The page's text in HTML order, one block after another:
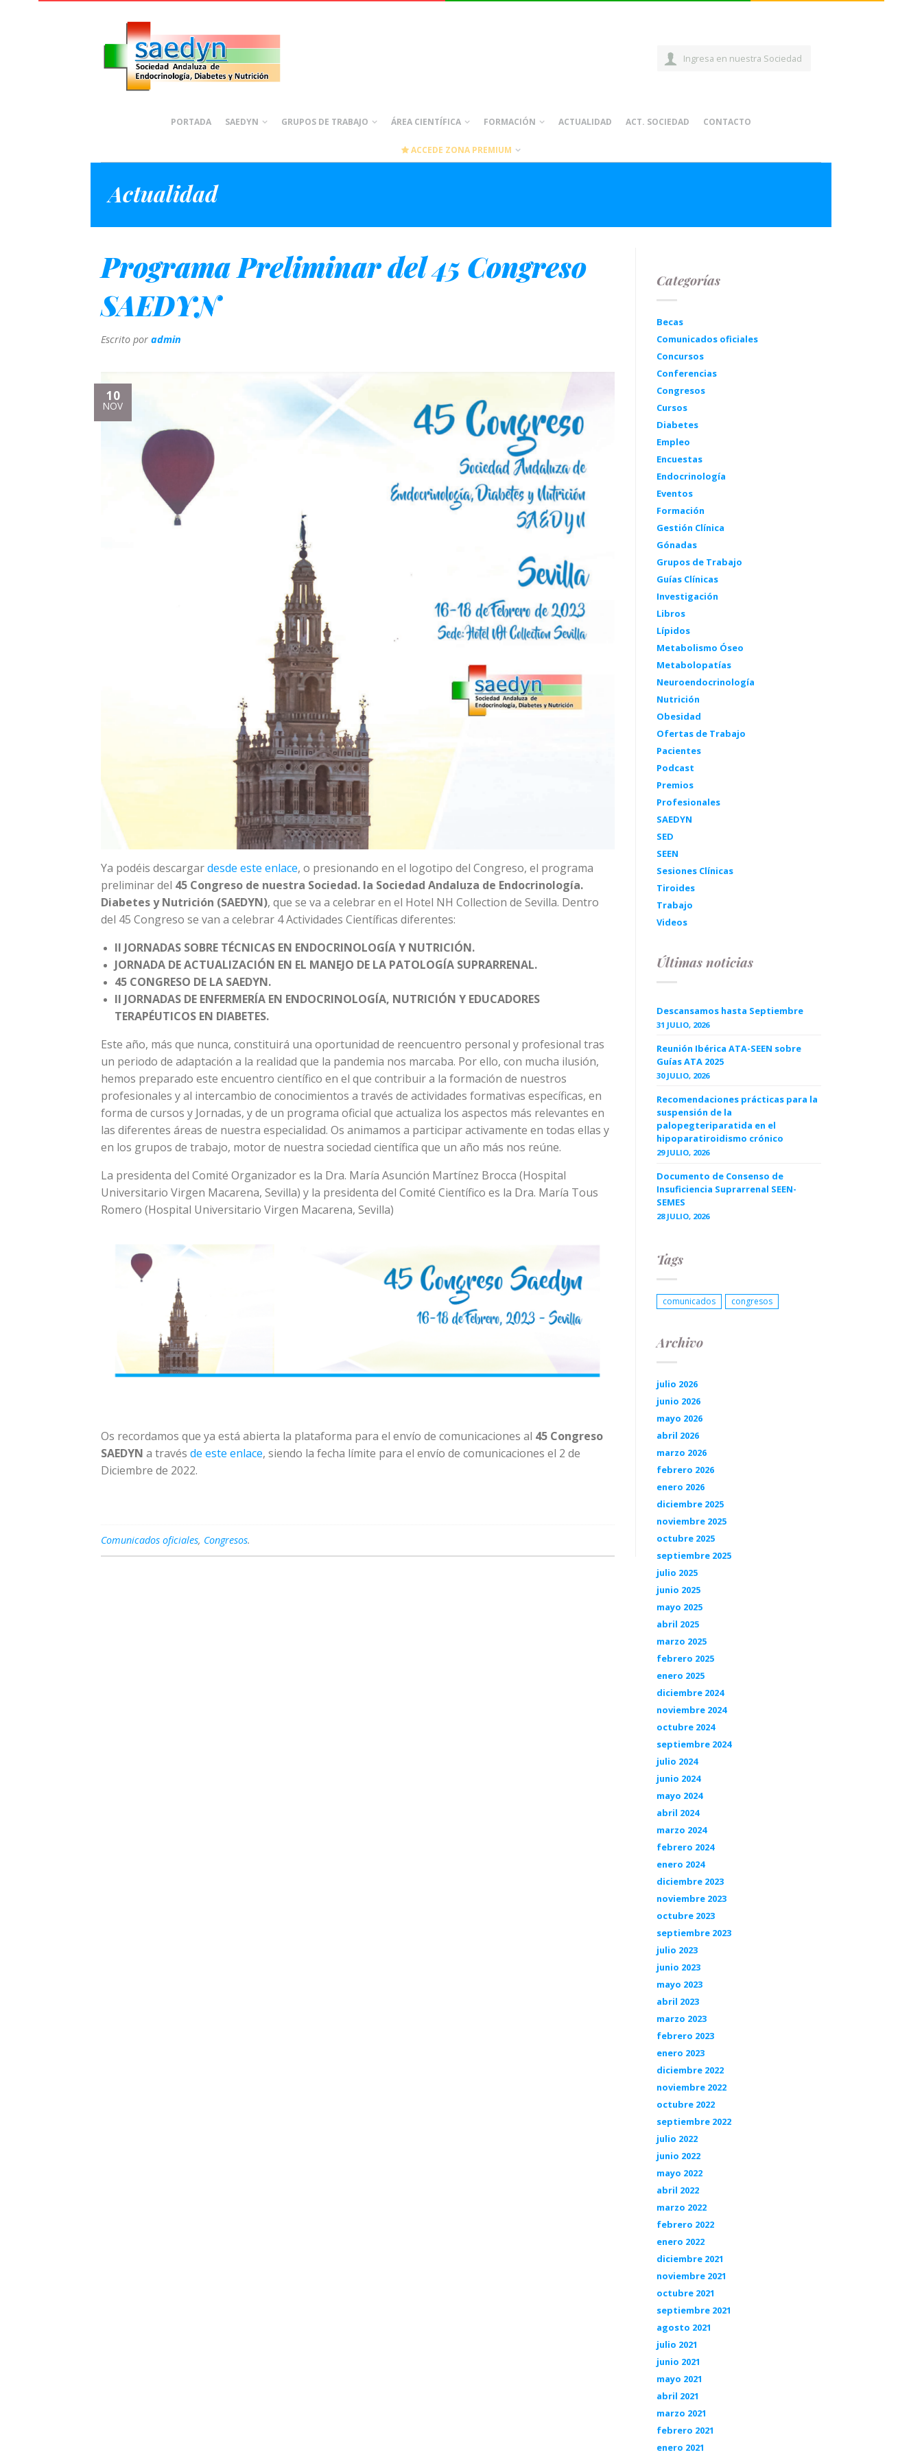
Ingresa en nuestra Sociedad
PORTADA SAEDYN GRUPOS DE TRABAJO ÁREA CIENTÍFICA FORMACIÓN ACTUALIDAD ACT. SOCIEDAD CONTACTO
ACCEDE ZONA PREMIUM
Actualidad
Programa Preliminar del 45 Congreso
SAEDYN
Escrito por admin
10
NOV
Ya podéis descargardesde este enlace, o presionando en el logotipo del Congreso, el programa
preliminar del 45 Congreso de nuestra Sociedad. la Sociedad Andaluza de Endocrinología.
Diabetes y Nutrición (SAEDYN), que se va a celebrar en el Hotel NH Collection de Sevilla. Dentro
del 45 Congreso se van a celebrar 4 Actividades Científicas diferentes:
II JORNADAS SOBRE TÉCNICAS EN ENDOCRINOLOGÍA Y NUTRICIÓN.
JORNADA DE ACTUALIZACIÓN EN EL MANEJO DE LA PATOLOGÍA SUPRARRENAL.
45 CONGRESO DE LA SAEDYN.
II JORNADAS DE ENFERMERÍA EN ENDOCRINOLOGÍA, NUTRICIÓN Y EDUCADORES
TERAPÉUTICOS EN DIABETES.
Este año, más que nunca, constituirá una oportunidad de reencuentro personal y profesional tras
un periodo de adaptación a la realidad que la pandemia nos marcaba. Por ello, con mucha ilusión,
hemos preparado este encuentro científico en el que contribuir a la formación de nuestros
profesionales y al intercambio de conocimientos a través de actividades formativas específicas, en
forma de cursos y Jornadas, y de un programa oficial que actualiza los aspectos más relevantes en
las diferentes áreas de nuestra especialidad. Os animamos a participar activamente en todas ellas y
en los grupos de trabajo, motor de nuestra sociedad científica que un año más nos reúne.
La presidenta del Comité Organizador es la Dra. María Asunción Martínez Brocca (Hospital
Universitario Virgen Macarena, Sevilla) y la presidenta del Comité Científico es la Dra. María Tous
Romero (Hospital Universitario Virgen Macarena, Sevilla)
Os recordamos que ya está abierta la plataforma para el envío de comunicaciones al 45 Congreso
SAEDYN a través de este enlace, siendo la fecha límite para el envío de comunicaciones el 2 de
Diciembre de 2022.
Comunicados oficiales, Congresos.
Categorías
Becas
Comunicados oficiales
Concursos
Conferencias
Congresos
Cursos
Diabetes
Empleo
Encuestas
Endocrinología
Eventos
Formación
Gestión Clínica
Gónadas
Grupos de Trabajo
Guías Clínicas
Investigación
Libros
Lípidos
Metabolismo Óseo
Metabolopatías
Neuroendocrinología
Nutrición
Obesidad
Ofertas de Trabajo
Pacientes
Podcast
Premios
Profesionales
SAEDYN
SED
SEEN
Sesiones Clínicas
Tiroides
Trabajo
Videos
Últimas noticias
Descansamos hasta Septiembre
31 JULIO, 2026
Reunión Ibérica ATA-SEEN sobre
Guías ATA 2025
30 JULIO, 2026
Recomendaciones prácticas para la
suspensión de la
palopegteriparatida en el
hipoparatiroidismo crónico
29 JULIO, 2026
Documento de Consenso de
Insuficiencia Suprarrenal SEEN-
SEMES
28 JULIO, 2026
Tags
comunicados congresos
Archivo
julio 2026
junio 2026
mayo 2026
abril 2026
marzo 2026
febrero 2026
enero 2026
diciembre 2025
noviembre 2025
octubre 2025
septiembre 2025
julio 2025
junio 2025
mayo 2025
abril 2025
marzo 2025
febrero 2025
enero 2025
diciembre 2024
noviembre 2024
octubre 2024
septiembre 2024
julio 2024
junio 2024
mayo 2024
abril 2024
marzo 2024
febrero 2024
enero 2024
diciembre 2023
noviembre 2023
octubre 2023
septiembre 2023
julio 2023
junio 2023
mayo 2023
abril 2023
marzo 2023
febrero 2023
enero 2023
diciembre 2022
noviembre 2022
octubre 2022
septiembre 2022
julio 2022
junio 2022
mayo 2022
abril 2022
marzo 2022
febrero 2022
enero 2022
diciembre 2021
noviembre 2021
octubre 2021
septiembre 2021
agosto 2021
julio 2021
junio 2021
mayo 2021
abril 2021
marzo 2021
febrero 2021
enero 2021